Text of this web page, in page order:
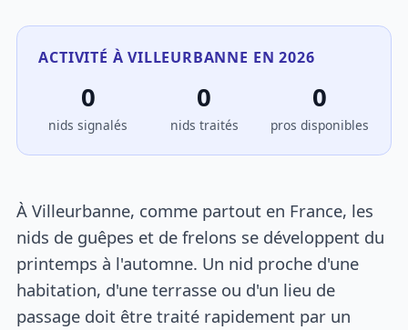
ACTIVITÉ À VILLEURBANNE EN 2026
0
nids signalés
0
nids traités
0
pros disponibles
À Villeurbanne, comme partout en France, les
nids de guêpes et de frelons se développent du
printemps à l'automne. Un nid proche d'une
habitation, d'une terrasse ou d'un lieu de
passage doit être traité rapidement par un